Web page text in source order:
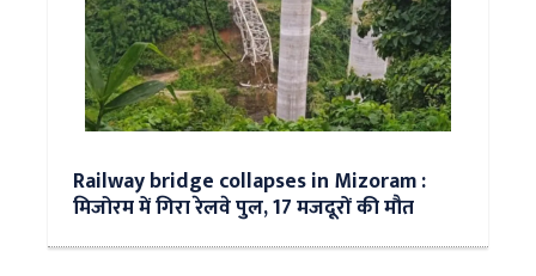
Railway bridge collapses in Mizoram :
मिजोरम में गिरा रेलवे पुल, 17 मजदूरों की मौत